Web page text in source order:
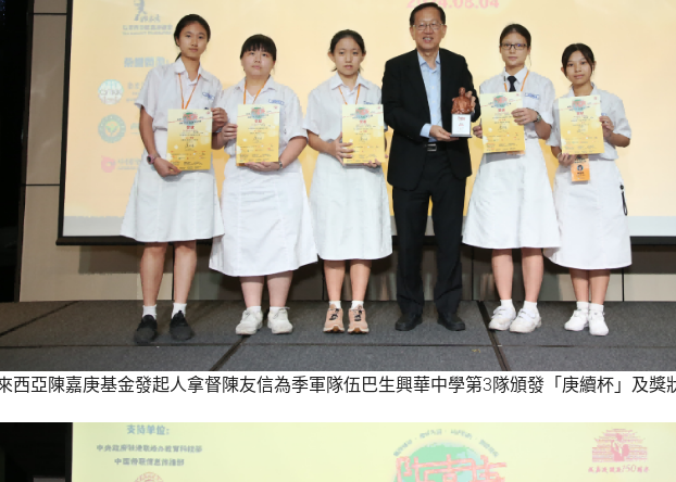
西亞陳嘉庚基金發起人拿督陳友信為季軍隊伍巴生興華中學第3隊頒發「庚續杯」及獎